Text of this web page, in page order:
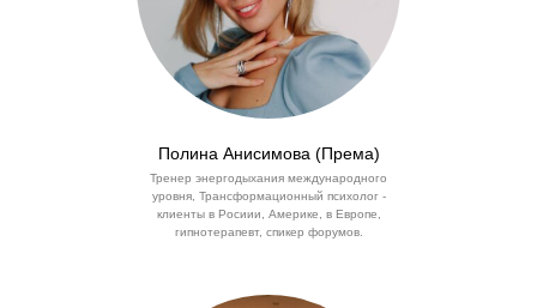
Полина Анисимова (Према)
Тренер энергодыхания международного
уровня, Трансформационный психолог -
клиенты в Росиии, Америке, в Европе,
гипнотерапевт, спикер форумов.